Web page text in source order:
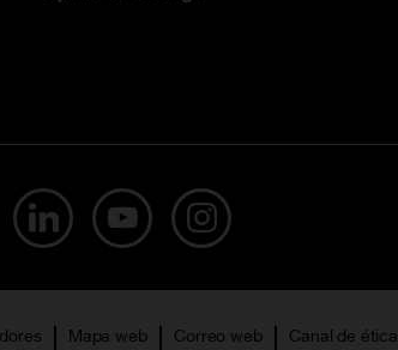
Mapa web Correo web Canal de ética